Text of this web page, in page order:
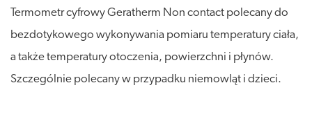
Termometr cyfrowy Geratherm Non contact polecany do
bezdotykowego wykonywania pomiaru temperatury ciała,
a także temperatury otoczenia, powierzchni i płynów.
Szczególnie polecany w przypadku niemowląt i dzieci.